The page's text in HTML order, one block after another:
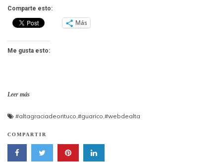
Comparte esto:
Más
Me gusta esto:
Leer más
#altagraciadeorituco #guarico #webdealta
COMPARTIR